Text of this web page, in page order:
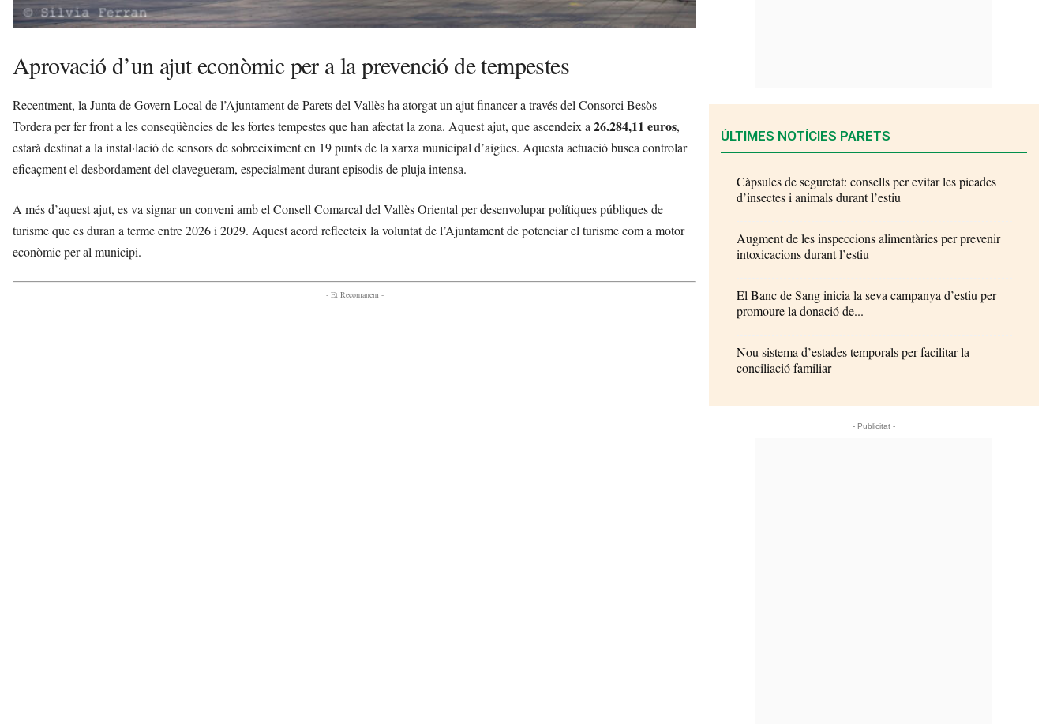
Aprovació d’un ajut econòmic per a la prevenció de tempestes
Recentment, la Junta de Govern Local de l’Ajuntament de Parets del Vallès ha atorgat un ajut financer a través del Consorci Besòs
Tordera per fer front a les conseqüències de les fortes tempestes que han afectat la zona. Aquest ajut, que ascendeix a 26.284,11 euros,
estarà destinat a la instal·lació de sensors de sobreeiximent en 19 punts de la xarxa municipal d’aigües. Aquesta actuació busca controlar
eficaçment el desbordament del clavegueram, especialment durant episodis de pluja intensa.
A més d’aquest ajut, es va signar un conveni amb el Consell Comarcal del Vallès Oriental per desenvolupar polítiques públiques de
turisme que es duran a terme entre 2026 i 2029. Aquest acord reflecteix la voluntat de l’Ajuntament de potenciar el turisme com a motor
econòmic per al municipi.
- Et Recomanem -
ÚLTIMES NOTÍCIES PARETS
Càpsules de seguretat: consells per evitar les picades
d’insectes i animals durant l’estiu
Augment de les inspeccions alimentàries per prevenir
intoxicacions durant l’estiu
El Banc de Sang inicia la seva campanya d’estiu per
promoure la donació de...
Nou sistema d’estades temporals per facilitar la
conciliació familiar
- Publicitat -